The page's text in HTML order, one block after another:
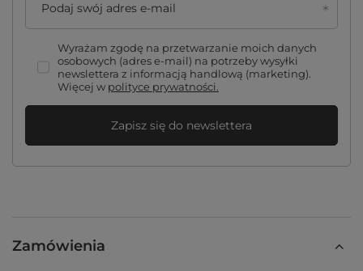
Podaj swój adres e-mail
Wyrażam zgodę na przetwarzanie moich danych
osobowych (adres e-mail) na potrzeby wysyłki
newslettera z informacją handlową (marketing).
Więcej w polityce prywatności.
Zapisz się do newslettera
Zamówienia